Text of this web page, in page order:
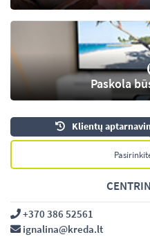
Paskola
Klientų
+370 386 52561
ignalina@kreda.lt